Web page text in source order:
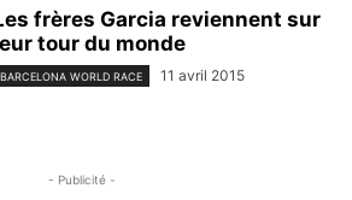
frères Garcia reviennent sur
tour du monde
BARCELONA WORLD RACE 11 avril 2015
- Publicité -